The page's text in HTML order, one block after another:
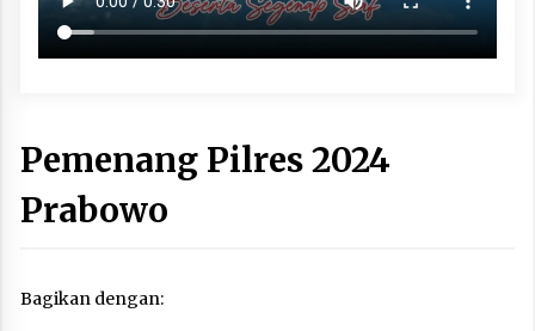
Pemenang Pilres 2024
Prabowo
Bagikan dengan: